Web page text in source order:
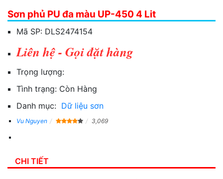
Sơn phủ PU đa màu UP-450 4 Lit
Mã SP: DLS2474154
Liên hệ - Gọi đặt hàng
Trọng lượng:
Tình trạng: Còn Hàng
Danh mục: Dữ liệu sơn
Vu Nguyen 3,069
CHI TIẾT